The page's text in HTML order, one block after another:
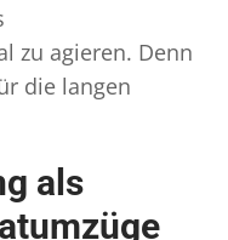
zu agieren. Denn
die langen
als